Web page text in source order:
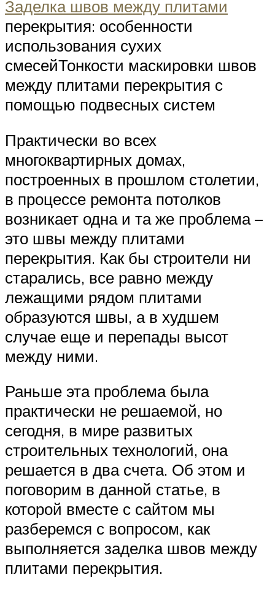
Заделка швов между плитами
перекрытия: особенности
использования сухих
смесейТонкости маскировки швов
между плитами перекрытия с
помощью подвесных систем
Практически во всех
многоквартирных домах,
построенных в прошлом столетии,
в процессе ремонта потолков
возникает одна и та же проблема –
это швы между плитами
перекрытия. Как бы строители ни
старались, все равно между
лежащими рядом плитами
образуются швы, а в худшем
случае еще и перепады высот
между ними.
Раньше эта проблема была
практически не решаемой, но
сегодня, в мире развитых
строительных технологий, она
решается в два счета. Об этом и
поговорим в данной статье, в
которой вместе с сайтом мы
разберемся с вопросом, как
выполняется заделка швов между
плитами перекрытия.